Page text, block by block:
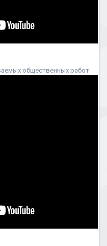
общественных работ